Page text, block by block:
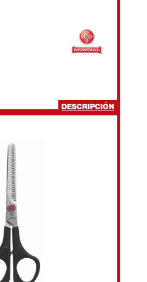
DESCRIPCIÓN:
753-